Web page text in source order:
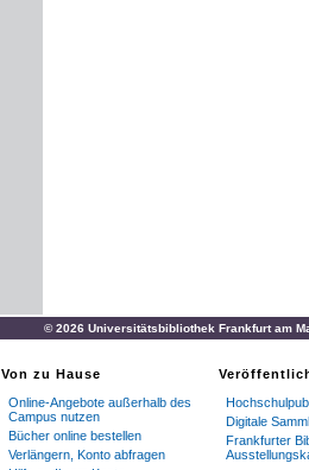
© 2026 Universitätsbibliothek Frankfurt am
Von zu Hause
Online-Angebote außerhalb des
Campus nutzen
Bücher online bestellen
Verlängern, Konto abfragen
Digitale
Frankfurter